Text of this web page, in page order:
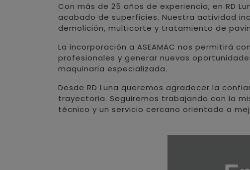
Con más de 25 años de experiencia, en RD
acabado de superficies. Nuestra actividad
demolición, multicorte y tratamiento de
La incorporación a ASEAMAC nos permitirá
profesionales y generar nuevas
maquinaria especializada.
Desde RD Luna queremos agradecer la
trayectoria. Seguiremos trabajando con la
técnico y un servicio cercano orientado a